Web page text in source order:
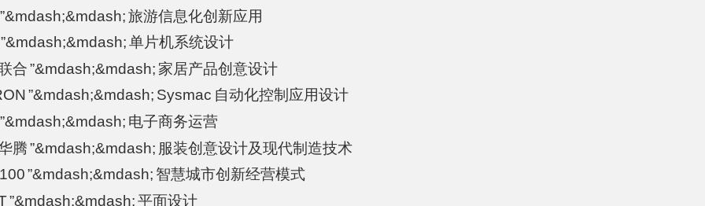
”&mdash;&mdash; 旅游信息化创新应用
”&mdash;&mdash; 单片机系统设计
合 ”&mdash;&mdash; 家居产品创意设计
”&mdash;&mdash; Sysmac 自动化控制应用设计
”&mdash;&mdash; 电子商务运营
腾 ”&mdash;&mdash; 服装创意设计及现代制造技术
”&mdash;&mdash; 智慧城市创新经营模式
”&mdash;&mdash; 平面设计